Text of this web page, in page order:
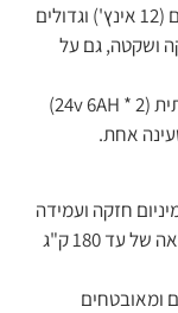
גלגלים אחוריים גדולים (12 אינץ') וגדולים
חלקה ושקטה, גם על
סוללת ליתיום איכותית (2 * 24v 6AH)
חזקה ועמידה
מבטיחה אמינות לאורך זמן ויכולת נשיאה של עד 180 ק"ג
ומאובטחים